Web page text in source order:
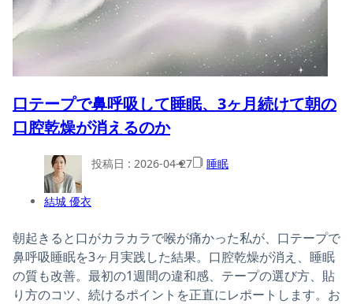
口テープで鼻呼吸して睡眠、3ヶ月続けて朝の
口腔乾燥が消えるのか
結城 優衣
投稿日 : 2026-04-27 睡眠
朝起きると口がカラカラで喉が痛かった私が、口テープで
鼻呼吸睡眠を3ヶ月実践した結果。口腔乾燥が消え、睡眠
の質も改善。最初の1週間の違和感、テープの選び方、貼
り方のコツ、続けるポイントを正直にレポートします。お